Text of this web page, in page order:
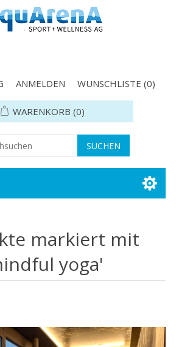
ANMELDEN WUNSCHLISTE (0)
WARENKORB (0)
markiert mit
yoga'